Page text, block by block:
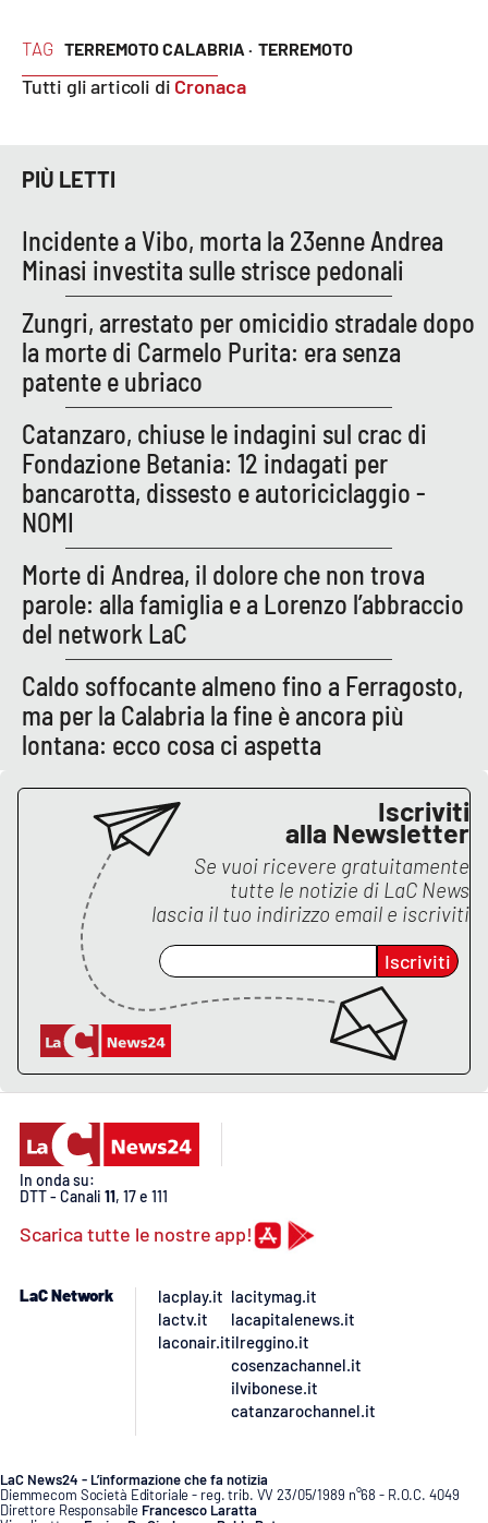
TAG TERREMOTO CALABRIA · TERREMOTO
Tutti gli articoli di Cronaca
PIÙ LETTI
Incidente a Vibo, morta la 23enne Andrea
Minasi investita sulle strisce pedonali
Zungri, arrestato per omicidio stradale dopo
la morte di Carmelo Purita: era senza
patente e ubriaco
Catanzaro, chiuse le indagini sul crac di
Fondazione Betania: 12 indagati per
bancarotta, dissesto e autoriciclaggio -
NOMI
Morte di Andrea, il dolore che non trova
parole: alla famiglia e a Lorenzo l’abbraccio
del network LaC
Caldo soffocante almeno fino a Ferragosto,
ma per la Calabria la fine è ancora più
lontana: ecco cosa ci aspetta
Iscriviti
alla Newsletter
Se vuoi ricevere gratuitamente
tutte le notizie di LaC News
lascia il tuo indirizzo email e iscriviti
Iscriviti
In onda su:
DTT - Canali 11, 17 e 111
Scarica tutte le nostre app!
LaC Network
lacplay.it
lactv.it
laconair.it
lacitymag.it
lacapitalenews.it
ilreggino.it
cosenzachannel.it
ilvibonese.it
catanzarochannel.it
LaC News24 - L’informazione che fa notizia
Diemmecom Società Editoriale - reg. trib. VV 23/05/1989 n°68 - R.O.C. 4049
Direttore Responsabile Francesco Laratta